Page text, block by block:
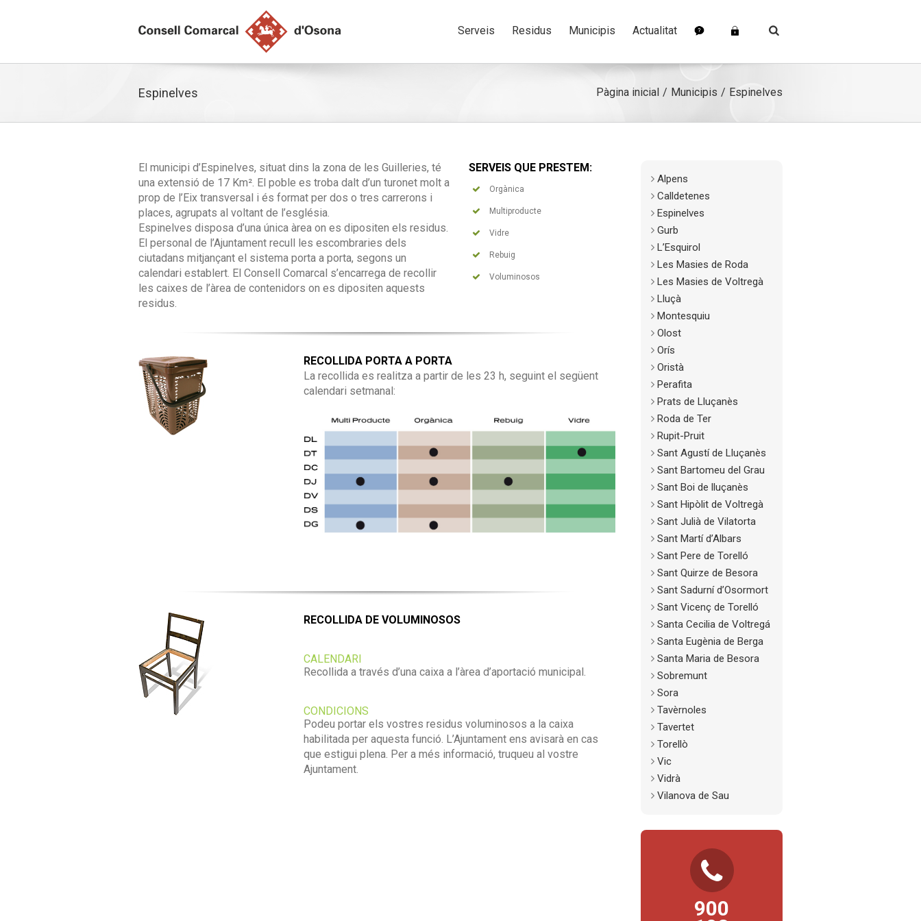
Serveis Residus Municipis Actualitat
Espinelves Pàgina inicial Municipis Espinelves
El municipi d’Espinelves, situat dins la zona de les Guilleries, té
una extensió de 17 Km². El poble es troba dalt d’un turonet molt a
prop de l’Eix transversal i és format per dos o tres carrerons i
places, agrupats al voltant de l’església.
Espinelves disposa d’una única àrea on es dipositen els residus.
El personal de l’Ajuntament recull les escombraries dels
ciutadans mitjançant el sistema porta a porta, segons un
calendari establert. El Consell Comarcal s’encarrega de recollir
les caixes de l’àrea de contenidors on es dipositen aquests
residus.
SERVEIS QUE PRESTEM:
Orgànica
Multiproducte
Vidre
Rebuig
Voluminosos
RECOLLIDA PORTA A PORTA
La recollida es realitza a partir de les 23 h, seguint el següent
calendari setmanal:
RECOLLIDA DE VOLUMINOSOS
CALENDARI
Recollida a través d’una caixa a l’àrea d’aportació municipal.
CONDICIONS
Podeu portar els vostres residus voluminosos a la caixa
habilitada per aquesta funció. L’Ajuntament ens avisarà en cas
que estigui plena. Per a més informació, truqueu al vostre
Ajuntament.
Alpens
Calldetenes
Espinelves
Gurb
L’Esquirol
Les Masies de Roda
Les Masies de Voltregà
Lluçà
Montesquiu
Olost
Orís
Oristà
Perafita
Prats de Lluçanès
Roda de Ter
Rupit-Pruit
Sant Agustí de Lluçanès
Sant Bartomeu del Grau
Sant Boi de lluçanès
Sant Hipòlit de Voltregà
Sant Julià de Vilatorta
Sant Martí d’Albars
Sant Pere de Torelló
Sant Quirze de Besora
Sant Sadurní d’Osormort
Sant Vicenç de Torelló
Santa Cecilia de Voltregá
Santa Eugènia de Berga
Santa Maria de Besora
Sobremunt
Sora
Tavèrnoles
Tavertet
Torellò
Vic
Vidrà
Vilanova de Sau
900
TELÈFON
D’ATENCIÓ AL
CIUTADÀ
Consultes, propostes,